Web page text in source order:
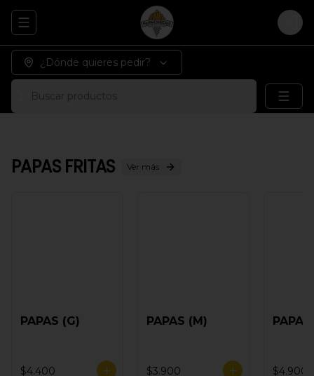
Abrir menu de navegación
¿Dónde quieres pedir?
Buscar productos
PAPAS FRITAS Ver más
PAPAS (G)
$4.400
PAPAS (M)
$3.900 $4.900